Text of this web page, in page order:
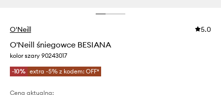
O'Neill 5.0
O'Neill śniegowce BESIANA
kolor szary 90243017
-10% extra -5% z kodem: OFF*
Cena aktualna: